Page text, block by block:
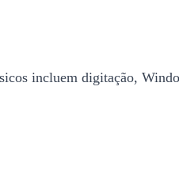
incluem digitação,